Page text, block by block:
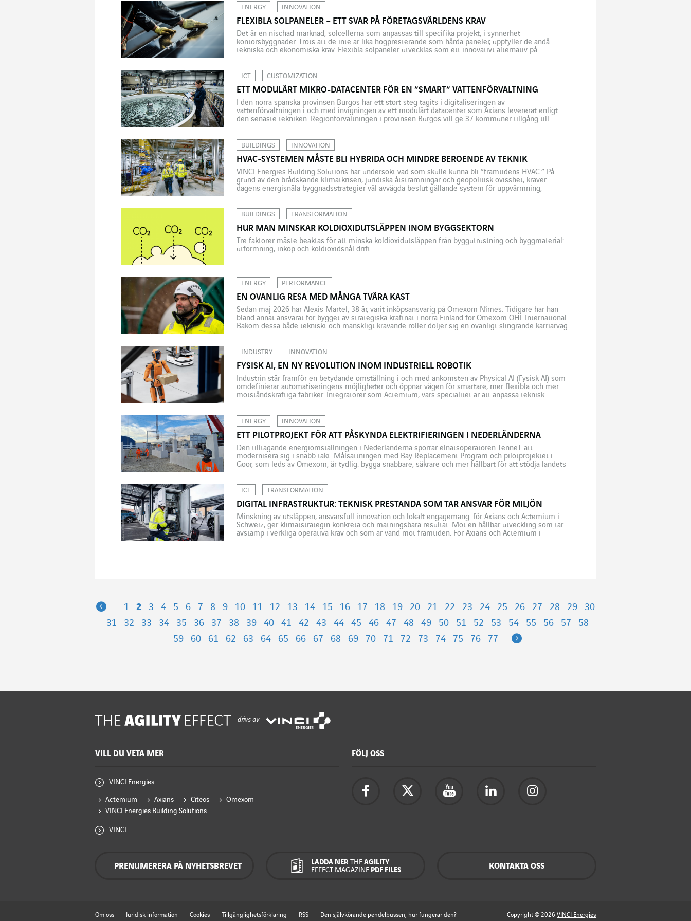
ENERGY INNOVATION
FLEXIBLA SOLPANELER – ETT SVAR PÅ FÖRETAGSVÄRLDENS KRAV
Det är en nischad marknad, solcellerna som anpassas till specifika projekt, i synnerhet
kontorsbyggnader. Trots att de inte är lika högpresterande som hårda paneler, uppfyller de ändå
tekniska och ekonomiska krav. Flexibla solpaneler utvecklas som ett innovativt alternativ på
ICT CUSTOMIZATION
ETT MODULÄRT MIKRO-DATACENTER FÖR EN ”SMART” VATTENFÖRVALTNING
I den norra spanska provinsen Burgos har ett stort steg tagits i digitaliseringen av
vattenförvaltningen i och med invigningen av ett modulärt datacenter som Axians levererat enligt
den senaste tekniken. Regionförvaltningen i provinsen Burgos vill ge 37 kommuner tillgång till
BUILDINGS INNOVATION
HVAC-SYSTEMEN MÅSTE BLI HYBRIDA OCH MINDRE BEROENDE AV TEKNIK
VINCI Energies Building Solutions har undersökt vad som skulle kunna bli ”framtidens HVAC.” På
grund av den brådskande klimatkrisen, juridiska åtstramningar och geopolitisk ovisshet, kräver
dagens energisnåla byggnadsstrategier väl avvägda beslut gällande system för uppvärmning,
BUILDINGS TRANSFORMATION
HUR MAN MINSKAR KOLDIOXIDUTSLÄPPEN INOM BYGGSEKTORN
Tre faktorer måste beaktas för att minska koldioxidutsläppen från byggutrustning och byggmaterial:
utformning, inköp och koldioxidsnål drift.
ENERGY PERFORMANCE
EN OVANLIG RESA MED MÅNGA TVÄRA KAST
Sedan maj 2026 har Alexis Martel, 38 år, varit inköpsansvarig på Omexom Nîmes. Tidigare har han
bland annat ansvarat för bygget av strategiska kraftnät i norra Finland för Omexom OHL International.
Bakom dessa både tekniskt och mänskligt krävande roller döljer sig en ovanligt slingrande karriärväg
INDUSTRY INNOVATION
FYSISK AI, EN NY REVOLUTION INOM INDUSTRIELL ROBOTIK
Industrin står framför en betydande omställning i och med ankomsten av Physical AI (Fysisk AI) som
omdefinierar automatiseringens möjligheter och öppnar vägen för smartare, mer flexibla och mer
motståndskraftiga fabriker. Integratörer som Actemium, vars specialitet är att anpassa teknisk
ENERGY INNOVATION
ETT PILOTPROJEKT FÖR ATT PÅSKYNDA ELEKTRIFIERINGEN I NEDERLÄNDERNA
Den tilltagande energiomställningen i Nederländerna sporrar elnätsoperatören TenneT att
modernisera sig i snabb takt. Målsättningen med Bay Replacement Program och pilotprojektet i
Goor, som leds av Omexom, är tydlig: bygga snabbare, säkrare och mer hållbart för att stödja landets
ICT TRANSFORMATION
DIGITAL INFRASTRUKTUR: TEKNISK PRESTANDA SOM TAR ANSVAR FÖR MILJÖN
Minskning av utsläppen, ansvarsfull innovation och lokalt engagemang: för Axians och Actemium i
Schweiz, ger klimatstrategin konkreta och mätningsbara resultat. Mot en hållbar utveckling som tar
avstamp i verkliga operativa krav och som är vänd mot framtiden. För Axians och Actemium i
Previous
1 2 3 4 5 6 7 8 9 10 11 12 13 14 15 16 17 18 19 20 21 22 23 24 25 26 27 28 29
30
31
32 33 34 35 36 37 38 39 40 41 42 43 44 45 46 47 48 49 50 51 52 53 54 55 56 57
58
59
60 61 62 63 64 65 66 67 68 69 70 71 72 73 74 75 76 77 Next
drivs av
VILL DU VETA MER
VINCI Energies
Actemium Axians Citeos
Omexom
VINCI Energies Building Solutions
VINCI
FÖLJ OSS
PRENUMERERA PÅ NYHETSBREVET LADDA NERTHE AGILITY
EFFECT MAGAZINE PDF FILES KONTAKTA OSS
Om oss Juridisk information Cookies Tillgänglighetsförklaring RSS Den självkörande pendelbussen, hur fungerar den? Copyright © 2026 VINCI Energies